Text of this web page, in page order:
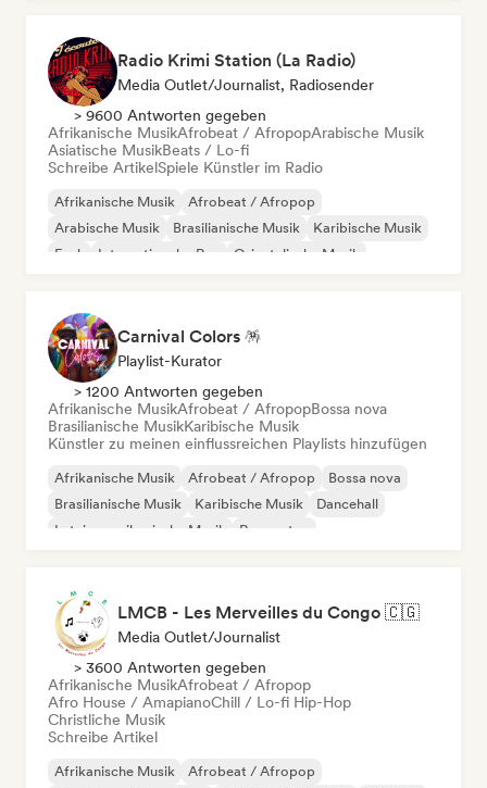
Radio Krimi Station (La Radio)
Media Outlet/Journalist, Radiosender
> 9600 Antworten gegeben
Afrikanische MusikAfrobeat / AfropopArabische Musik
Asiatische MusikBeats / Lo-fi
Schreibe ArtikelSpiele Künstler im Radio
Afrikanische Musik
Afrobeat / Afropop
Arabische Musik
Brasilianische Musik
Karibische Musik
Funk
Internationaler Rap Orientalische Musik
Carnival Colors 🪅
Playlist-Kurator
> 1200 Antworten gegeben
Afrikanische MusikAfrobeat / AfropopBossa nova
Brasilianische MusikKaribische Musik
Künstler zu meinen einflussreichen Playlists hinzufügen
Afrikanische Musik Afrobeat / Afropop
Bossa nova
Brasilianische Musik
Karibische Musik
Dancehall
Lateinamerikanische Musik
Reggaeton
LMCB - Les Merveilles du Congo 🇨🇬
Media Outlet/Journalist
> 3600 Antworten gegeben
Afrikanische MusikAfrobeat / Afropop
Afro House / AmapianoChill / Lo-fi Hip-Hop
Christliche Musik
Schreibe Artikel
Afrikanische Musik
Afrobeat / Afropop